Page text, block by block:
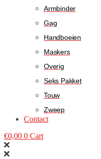
Armbinder
Gag
Handboeien
Maskers
Overig
Seks Pakket
Touw
Zweep
Contact
€0,00 0 Cart